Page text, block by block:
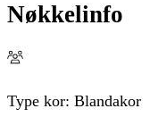
Nøkkelinfo
Type kor: Blandakor